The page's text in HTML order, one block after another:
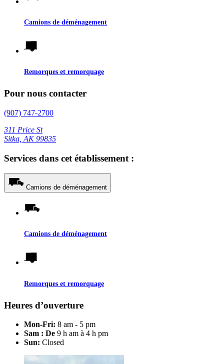
Camions de déménagement
Remorques et remorquage
Pour nous contacter
(907) 747-2700
311 Price St
Sitka, AK 99835
Services dans cet établissement :
Camions de déménagement
Camions de déménagement
Remorques et remorquage
Heures d’ouverture
Mon-Fri: 8 am - 5 pm
Sam : De 9 h am à 4 h pm
Sun: Closed